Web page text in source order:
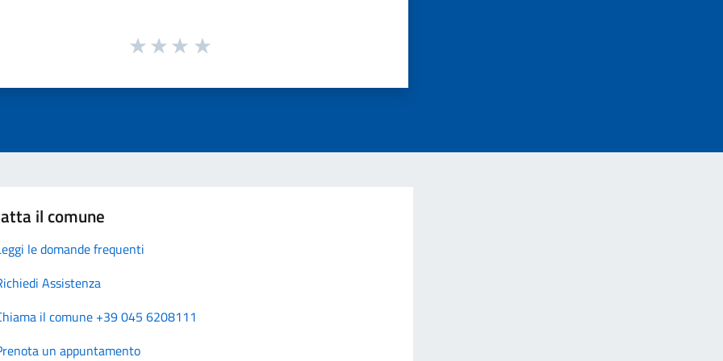
il comune
le domande frequenti
Assistenza
il comune +39 045 6208111
un appuntamento